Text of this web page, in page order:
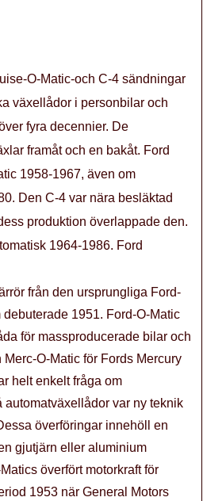
O-Matic-och C-4 sändningar
växellådor i personbilar och
fyra decennier. De
framåt och en bakåt. Ford
1958-1967, även om
Den C-4 var nära besläktad
produktion överlappade den.
1964-1986. Ford
från den ursprungliga Ford-
1951. Ford-O-Matic
för massproducerade bilar och
Merc-O-Matic för Fords Mercury
helt enkelt fråga om
automatväxellådor var ny teknik
överföringar innehöll en
gjutjärn eller aluminium
överfört motorkraft för
1953 när General Motors